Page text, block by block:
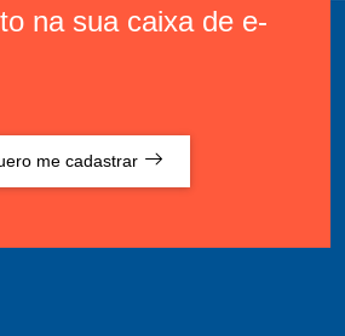
na sua caixa de e-
me cadastrar